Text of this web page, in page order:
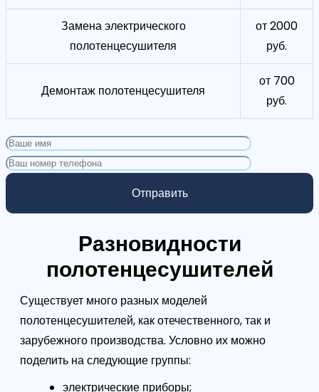
Замена электрического
полотенцесушителя
от 2000
руб.
Демонтаж полотенцесушителя
от 700
руб.
Разновидности
полотенцесушителей
Существует много разных моделей
полотенцесушителей, как отечественного, так и
зарубежного производства. Условно их можно
поделить на следующие группы:
электрические приборы;